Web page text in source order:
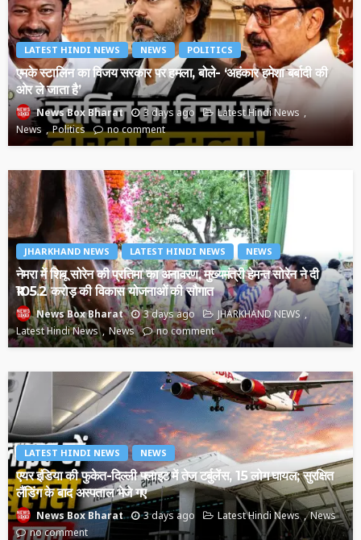
LATEST HINDI NEWS NEWS POLITICS
एमके स्टालिन का विजय सरकार पर हमला, बोले- ‘अहंकार हमेशा बर्बादी की
ओर ले जाता है’
News Box Bharat 3 days ago
Latest Hindi News
News
Politics no comment
JHARKHAND NEWS LATEST HINDI NEWS NEWS
नेमरा में शिबू सोरेन की प्रतिमा का अनावरण, मुख्यमंत्री हेमन्त सोरेन ने दी
₹105.2 करोड़ की विकास योजनाओं की सौगात
News Box Bharat 3 days ago
JHARKHAND NEWS
Latest Hindi News
News no comment
LATEST HINDI NEWS NEWS
एयर इंडिया की फुकेत-दिल्ली फ्लाइट में तेज टर्बुलेंस, 15 लोग घायल; सुरक्षित
लैंडिंग के बाद अस्पताल भेजे गए
News Box Bharat 3 days ago Latest Hindi News
News
no comment